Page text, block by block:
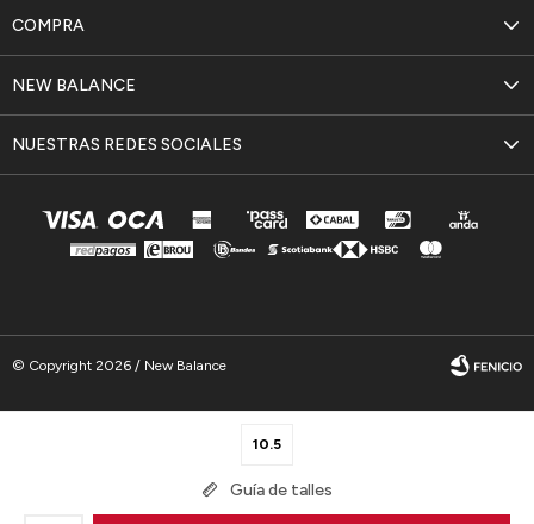
10.5
Guía de talles
NEW BALANCE
COMPRA
NUESTRAS REDES SOCIALES
© Copyright 2026 / New Balance